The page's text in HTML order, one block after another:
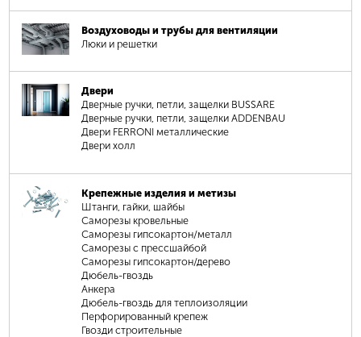
Воздуховоды и трубы для вентиляции
Люки и решетки
Двери
Дверные ручки, петли, защелки BUSSARE
Дверные ручки, петли, защелки ADDENBAU
Двери FERRONI металлические
Двери холл
Крепежные изделия и метизы
Штанги, гайки, шайбы
Саморезы кровельные
Саморезы гипсокартон/металл
Саморезы с прессшайбой
Саморезы гипсокартон/дерево
Дюбель-гвоздь
Анкера
Дюбель-гвоздь для теплоизоляции
Перфорированный крепеж
Гвозди строительные